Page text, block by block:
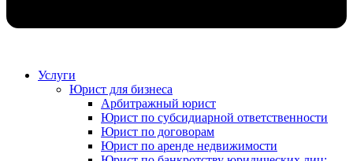
Услуги
Юрист для бизнеса
Арбитражный юрист
Юрист по субсидиарной ответственности
Юрист по договорам
Юрист по аренде недвижимости